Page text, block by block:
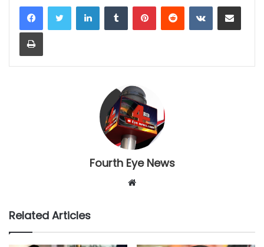
LinkedInTumblr PinterestReddit VKontakteShare via Email
Print
Fourth Eye News
Website
Related Articles